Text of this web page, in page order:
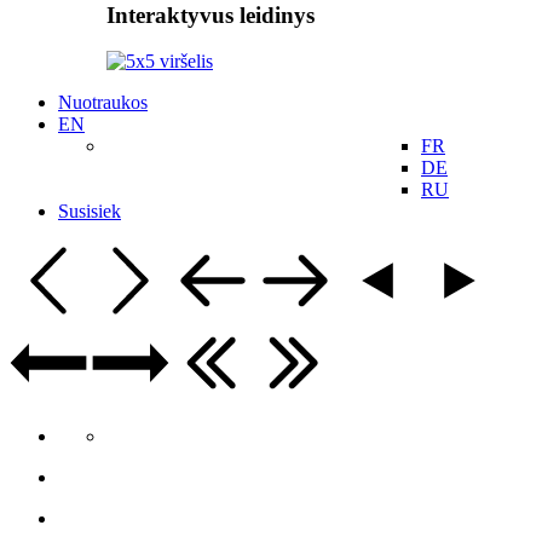
Interaktyvus leidinys
Nuotraukos
EN
FR
DE
RU
Susisiek